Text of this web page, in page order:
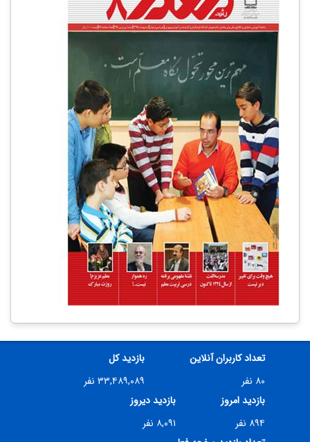
تعداد کاربران آنلاین
۸۰ نفر
بازدید کل
۳۳,۴۸۹,۰۸۹ نفر
بازدید امروز
۸۹۴ نفر
بازدید دیروز
۸,۰۹۱ نفر